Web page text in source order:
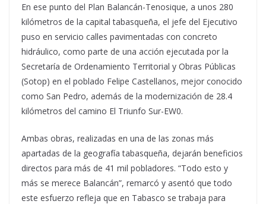
En ese punto del Plan Balancán-Tenosique, a unos 280
kilómetros de la capital tabasqueña, el jefe del Ejecutivo
puso en servicio calles pavimentadas con concreto
hidráulico, como parte de una acción ejecutada por la
Secretaría de Ordenamiento Territorial y Obras Públicas
(Sotop) en el poblado Felipe Castellanos, mejor conocido
como San Pedro, además de la modernización de 28.4
kilómetros del camino El Triunfo Sur-EW0.
Ambas obras, realizadas en una de las zonas más
apartadas de la geografía tabasqueña, dejarán beneficios
directos para más de 41 mil pobladores. “Todo esto y
más se merece Balancán”, remarcó y asentó que todo
este esfuerzo refleja que en Tabasco se trabaja para